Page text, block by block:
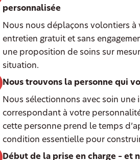
personnalisée
Nous nous déplaçons volontiers
entretien gratuit et sans
une proposition de soins sur
situation.
Nous trouvons la personne qui
Nous sélectionnons avec soin
correspondant à votre
cette personne prend le temps
condition essentielle pour
Début de la prise en charge – et